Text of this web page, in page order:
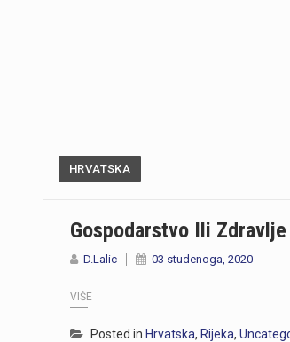
HRVATSKA
Gospodarstvo Ili Zdravlje
D.Lalic 03 studenoga, 2020
VIŠE
Posted in Hrvatska, Rijeka,